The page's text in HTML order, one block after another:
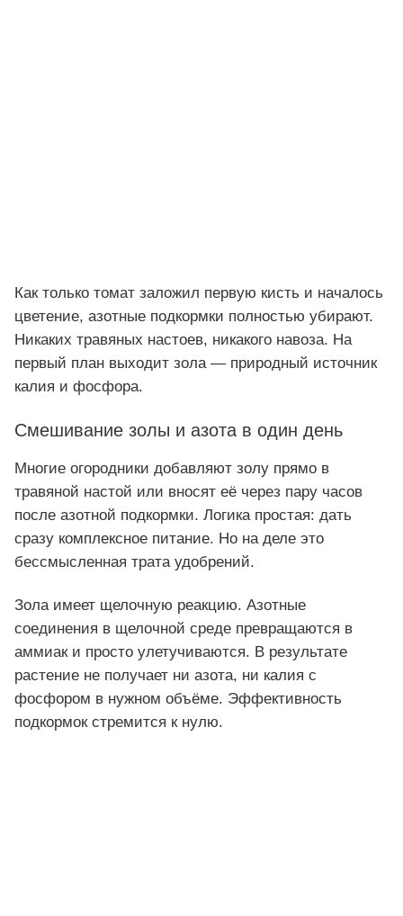
Как только томат заложил первую кисть и началось
цветение, азотные подкормки полностью убирают.
Никаких травяных настоев, никакого навоза. На
первый план выходит зола — природный источник
калия и фосфора.
Смешивание золы и азота в один день
Многие огородники добавляют золу прямо в
травяной настой или вносят её через пару часов
после азотной подкормки. Логика простая: дать
сразу комплексное питание. Но на деле это
бессмысленная трата удобрений.
Зола имеет щелочную реакцию. Азотные
соединения в щелочной среде превращаются в
аммиак и просто улетучиваются. В результате
растение не получает ни азота, ни калия с
фосфором в нужном объёме. Эффективность
подкормок стремится к нулю.